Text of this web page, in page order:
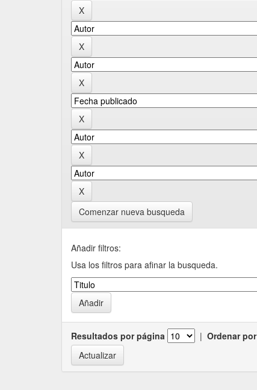
Comenzar nueva busqueda
Añadir filtros:
Usa los filtros para afinar la busqueda.
Resultados por página | Ordenar por